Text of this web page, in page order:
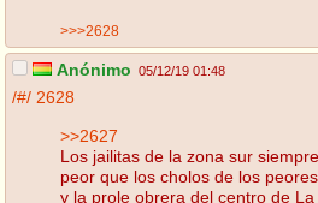
>>>2628
Anónimo 05/12/19 01:48
/#/ 2628
>>2627
Los jailitas de la zona sur
peor que los cholos de los
y la prole obrera del centro de